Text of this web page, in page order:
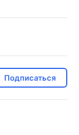
Подписаться